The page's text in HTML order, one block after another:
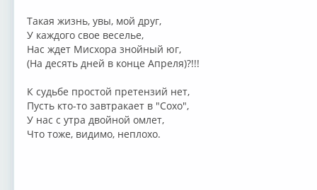
Такая жизнь, увы, мой друг,
У каждого свое веселье,
Нас ждет Мисхора знойный юг,
(На десять дней в конце Апреля)?!!!
К судьбе простой претензий нет,
Пусть кто-то завтракает в "Сохо",
У нас с утра двойной омлет,
Что тоже, видимо, неплохо.